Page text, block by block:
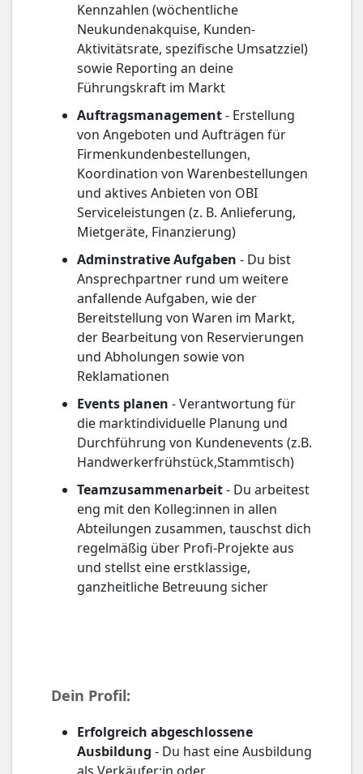
Kennzahlen (wöchentliche
Neukundenakquise, Kunden-
Aktivitätsrate, spezifische Umsatzziel)
sowie Reporting an deine
Führungskraft im Markt
Auftragsmanagement- Erstellung
von Angeboten und Aufträgen für
Firmenkundenbestellungen,
Koordination von Warenbestellungen
und aktives Anbieten von OBI
Serviceleistungen (z. B. Anlieferung,
Mietgeräte, Finanzierung)
Adminstrative Aufgaben - Du bist
Ansprechpartner rund um weitere
anfallende Aufgaben, wie der
Bereitstellung von Waren im Markt,
der Bearbeitung von Reservierungen
und Abholungen sowie von
Reklamationen
Events planen - Verantwortung für
die marktindividuelle Planung und
Durchführung von Kundenevents (z.B.
Handwerkerfrühstück,Stammtisch)
Teamzusammenarbeit- Du arbeitest
eng mit den Kolleg:innen in allen
Abteilungen zusammen, tauschst dich
regelmäßig über Profi-Projekte aus
und stellst eine erstklassige,
ganzheitliche Betreuung sicher
Dein Profil:
Erfolgreich abgeschlossene
Ausbildung - Du hast eine Ausbildung